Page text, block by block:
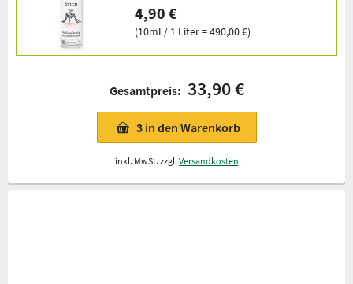
4,90 €
(10ml / 1 Liter = 490,00 €)
Gesamtpreis: 33,90 €
3 in den Warenkorb
inkl. MwSt. zzgl. Versandkosten